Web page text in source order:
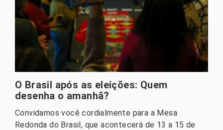
O Brasil após as eleições: Quem
desenha o amanhã?
Convidamos você cordialmente para a Mesa
Redonda do Brasil, que acontecerá de 13 a 15 de